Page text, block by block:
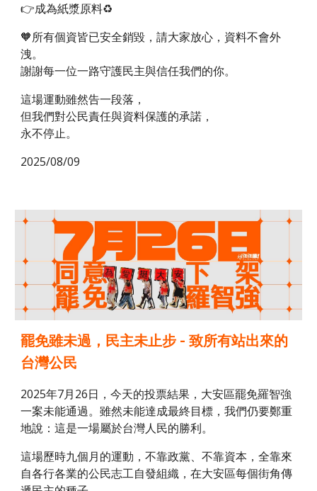
👉成為紙漿原料♻️
🧡所有個資皆已安全銷毀，請大家放心，資料不會外
洩。
謝謝每一位一路守護民主與信任我們的你。
這場運動雖然告一段落，
但我們對公民責任與資料保護的承諾，
永不停止。
2025/08/09
罷免雖未過，民主未止步 - 致所有站出來的
台灣公民
2025年7月26日，今天的投票結果，大安區罷免羅智強
一案未能通過。雖然未能達成最終目標，我們仍要鄭重
地說：這是一場屬於台灣人民的勝利。
這場歷時九個月的運動，不靠政黨、不靠資本，全靠來
自各行各業的公民志工自發組織，在大安區每個街角傳